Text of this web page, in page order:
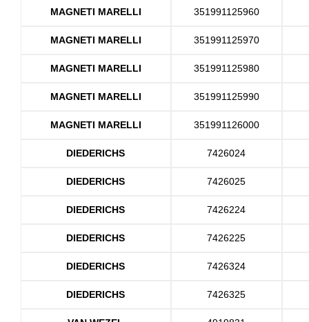
MAGNETI MARELLI 351991125960
MAGNETI MARELLI 351991125970
MAGNETI MARELLI 351991125980
MAGNETI MARELLI 351991125990
MAGNETI MARELLI 351991126000
DIEDERICHS 7426024
DIEDERICHS 7426025
DIEDERICHS 7426224
DIEDERICHS 7426225
DIEDERICHS 7426324
DIEDERICHS 7426325